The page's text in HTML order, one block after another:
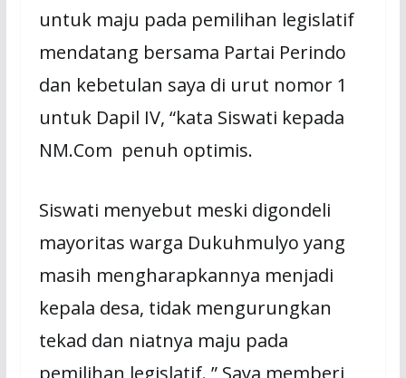
untuk maju pada pemilihan legislatif
mendatang bersama Partai Perindo
dan kebetulan saya di urut nomor 1
untuk Dapil IV, “kata Siswati kepada
NM.Com penuh optimis.
Siswati menyebut meski digondeli
mayoritas warga Dukuhmulyo yang
masih mengharapkannya menjadi
kepala desa, tidak mengurungkan
tekad dan niatnya maju pada
pemilihan legislatif. ” Saya memberi